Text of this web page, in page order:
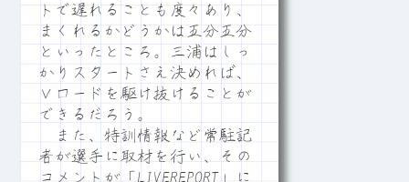
トで遅れることも度々あり、
まくれるかどうかは五分五分
といったところ。三浦はしっ
かりスタートさえ決めれば、
Ｖロードを駆け抜けることが
できるだろう。
また、特訓情報など常駐記
者が選手に取材を行い、その
コメントが「LIVEREPORT」に